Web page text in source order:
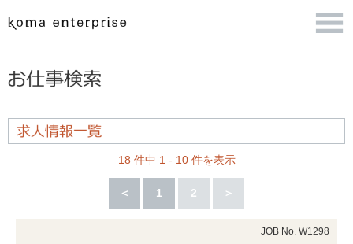
18 件中 1 - 10 件を表示
＜ 1 2 ＞
JOB No. W1298